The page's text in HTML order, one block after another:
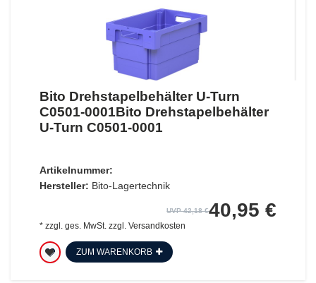
Bito Drehstapelbehälter U-Turn
C0501-0001Bito Drehstapelbehälter
U-Turn C0501-0001
Artikelnummer:
Hersteller: Bito-Lagertechnik
UVP 42,18 €40,95 €
* zzgl. ges. MwSt. zzgl. Versandkosten
ZUM WARENKORB